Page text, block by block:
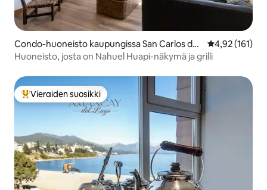
Condo-huoneisto kaupungissa San Carlos de
Bariloche
4,92 (161)
Huoneisto, josta on Nahuel Huapi-näkymä ja grilli
Vieraiden suosikkien parhaimmistoa
Vieraiden suosikki